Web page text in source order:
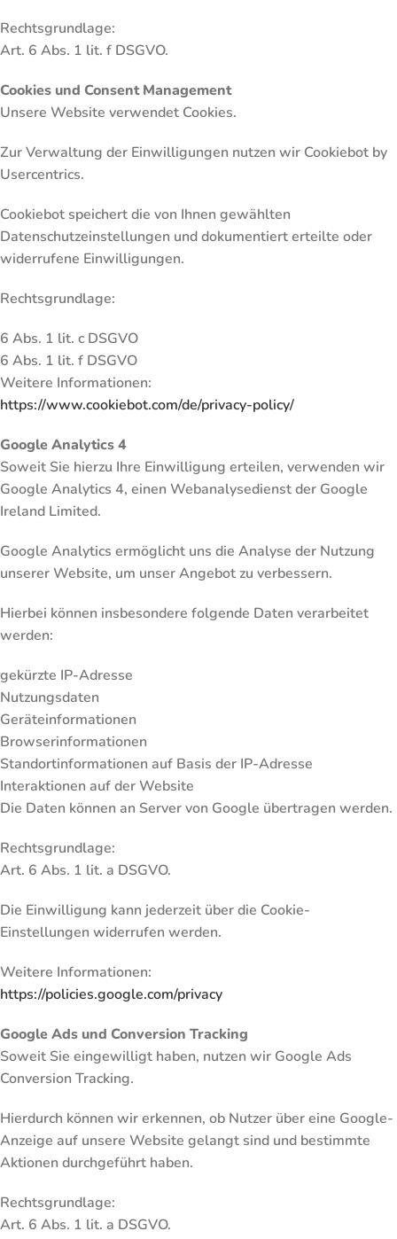
Rechtsgrundlage:
Art. 6 Abs. 1 lit. f DSGVO.
Cookies und Consent Management
Unsere Website verwendet Cookies.
Zur Verwaltung der Einwilligungen nutzen wir Cookiebot by
Usercentrics.
Cookiebot speichert die von Ihnen gewählten
Datenschutzeinstellungen und dokumentiert erteilte oder
widerrufene Einwilligungen.
Rechtsgrundlage:
6 Abs. 1 lit. c DSGVO
6 Abs. 1 lit. f DSGVO
Weitere Informationen:
https://www.cookiebot.com/de/privacy-policy/
Google Analytics 4
Soweit Sie hierzu Ihre Einwilligung erteilen, verwenden wir
Google Analytics 4, einen Webanalysedienst der Google
Ireland Limited.
Google Analytics ermöglicht uns die Analyse der Nutzung
unserer Website, um unser Angebot zu verbessern.
Hierbei können insbesondere folgende Daten verarbeitet
werden:
gekürzte IP-Adresse
Nutzungsdaten
Geräteinformationen
Browserinformationen
Standortinformationen auf Basis der IP-Adresse
Interaktionen auf der Website
Die Daten können an Server von Google übertragen werden.
Rechtsgrundlage:
Art. 6 Abs. 1 lit. a DSGVO.
Die Einwilligung kann jederzeit über die Cookie-
Einstellungen widerrufen werden.
Weitere Informationen:
https://policies.google.com/privacy
Google Ads und Conversion Tracking
Soweit Sie eingewilligt haben, nutzen wir Google Ads
Conversion Tracking.
Hierdurch können wir erkennen, ob Nutzer über eine Google-
Anzeige auf unsere Website gelangt sind und bestimmte
Aktionen durchgeführt haben.
Rechtsgrundlage:
Art. 6 Abs. 1 lit. a DSGVO.